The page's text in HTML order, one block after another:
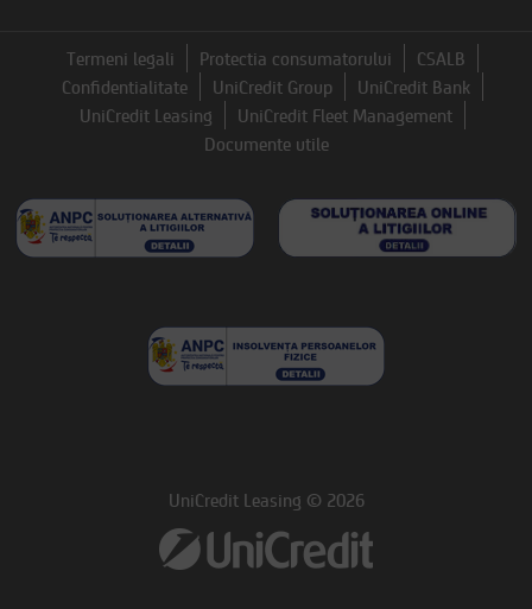
Termeni legali Protectia consumatorului
CSALB
Confidentialitate
UniCredit Group
UniCredit Bank
UniCredit Leasing
UniCredit Fleet Management
Documente utile
UniCredit Leasing © 2026